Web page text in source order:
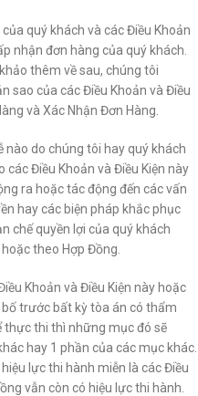
quý khách và các Điều Khoản
nhận đơn hàng của quý khách.
thêm về sau, chúng tôi
sao của các Điều Khoản và Điều
và Xác Nhận Đơn Hàng.
do chúng tôi hay quý khách
Điều Khoản và Điều Kiện này
ra hoặc tác động đến các vấn
hay các biện pháp khắc phục
chế quyền lợi của quý khách
theo Hợp Đồng.
Khoản và Điều Kiện này hoặc
trước bất kỳ tòa án có thẩm
thực thi thì những mục đó sẽ
hay 1 phần của các mục khác.
lực thi hành miễn là các Điều
vẫn còn có hiệu lực thi hành.